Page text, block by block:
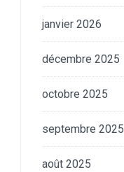
janvier 2026
décembre 2025
octobre 2025
septembre 2025
août 2025